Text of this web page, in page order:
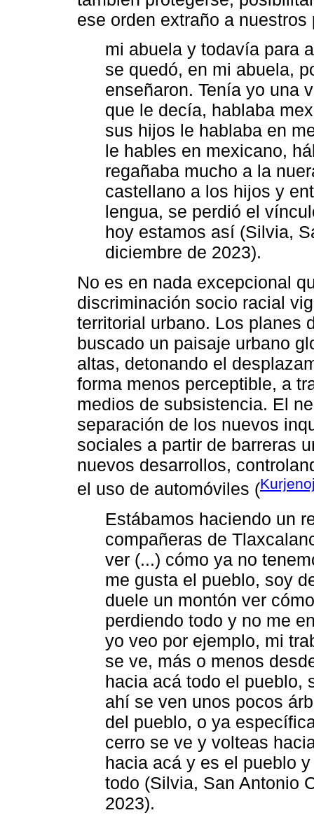
ese orden extraño a nuestros
mi abuela y todavía para
se quedó, en mi abuela,
enseñaron. Tenía yo una
que le decía, hablaba
sus hijos le hablaba en
le hables en mexicano,
regañaba mucho a la
castellano a los hijos y
lengua, se perdió el
hoy estamos así (Silvia,
diciembre de 2023).
No es en nada excepcional
discriminación socio racial
territorial urbano. Los planes
buscado un paisaje urbano
altas, detonando el
forma menos perceptible, a
medios de subsistencia. El
separación de los nuevos
sociales a partir de barreras
nuevos desarrollos,
el uso de automóviles (
Estábamos haciendo un
compañeras de
ver (...) cómo ya no
me gusta el pueblo, soy
duele un montón ver
perdiendo todo y no me
yo veo por ejemplo, mi
se ve, más o menos
hacia acá todo el pueblo,
ahí se ven unos pocos
del pueblo, o ya
cerro se ve y volteas
hacia acá y es el pueblo
todo (Silvia, San Antonio
2023).